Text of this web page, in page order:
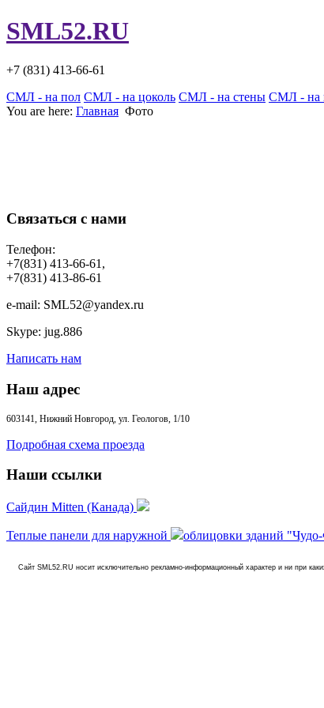
SML52.RU
+7 (831) 413-66-61
СМЛ - на пол СМЛ - на цоколь СМЛ - на стены СМЛ - на
You are here: Главная Фото
Связаться с нами
Телефон:
+7(831) 413-66-61,
+7(831) 413-86-61
e-mail: SML52@yandex.ru
Skype: jug.886
Написать нам
Наш адрес
603141, Нижний Новгород, ул. Геологов, 1/10
Подробная схема проезда
Наши ссылки
Сайдин Mitten (Канада)
Теплые панели для наружной облицовки зданий
Сайт SML52.RU носит исключительно рекламно-информационный характер и ни при